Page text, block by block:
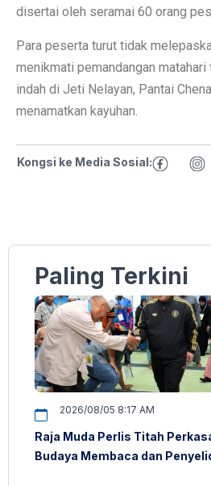
disertai oleh seramai 60 orang
Para peserta turut tidak
menikmati pemandangan
indah di Jeti Nelayan, Pantai
menamatkan kayuhan.
Kongsi ke Media Sosial:
Paling Terkini
2026/08/05 8:17 AM
Raja Muda Perlis Titah
Budaya Membaca dan